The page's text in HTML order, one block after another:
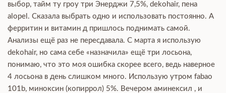
выбор, тайм ту гроу три Энерджи 7,5%, dekohair, пена
alopel. Сказала выбрать одно и использовать постоянно. А
ферритин и витамин д пришлось поднимать самой.
Анализы ещё раз не пересдавала. С марта я использую
dekohair, но сама себе «назначила» ещё три лосьона,
понимаю, что это моя ошибка скорее всего, ведь наверное
4 лосьона в день слишком много. Использую утром fabao
101b, миноксин (копиррол) 5%. Вечером аминексил , и